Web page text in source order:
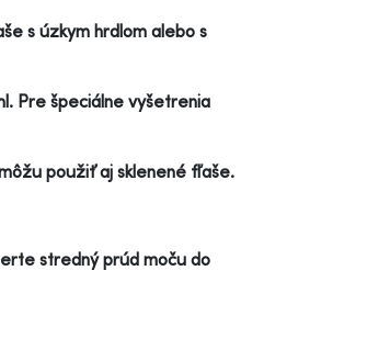
s úzkym hrdlom alebo s
Pre špeciálne vyšetrenia
použiť aj sklenené fľaše.
stredný prúd moču do